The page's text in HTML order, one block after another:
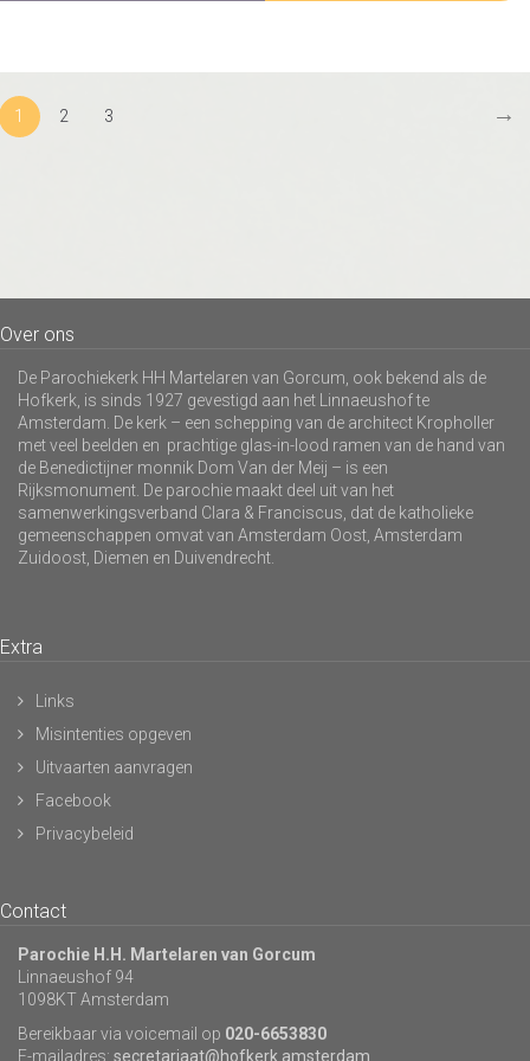
1 2 3 →
Over ons
De Parochiekerk HH Martelaren van Gorcum, ook bekend als de
Hofkerk, is sinds 1927 gevestigd aan het Linnaeushof te
Amsterdam. De kerk – een schepping van de architect Kropholler
met veel beelden en prachtige glas-in-lood ramen van de hand van
de Benedictijner monnik Dom Van der Meij – is een
Rijksmonument. De parochie maakt deel uit van het
samenwerkingsverband Clara & Franciscus, dat de katholieke
gemeenschappen omvat van Amsterdam Oost, Amsterdam
Zuidoost, Diemen en Duivendrecht.
Extra
Links
Misintenties opgeven
Uitvaarten aanvragen
Facebook
Privacybeleid
Contact
Parochie H.H. Martelaren van Gorcum
Linnaeushof 94
1098KT Amsterdam
Bereikbaar via voicemail op 020-6653830
E-mailadres: secretariaat@hofkerk.amsterdam